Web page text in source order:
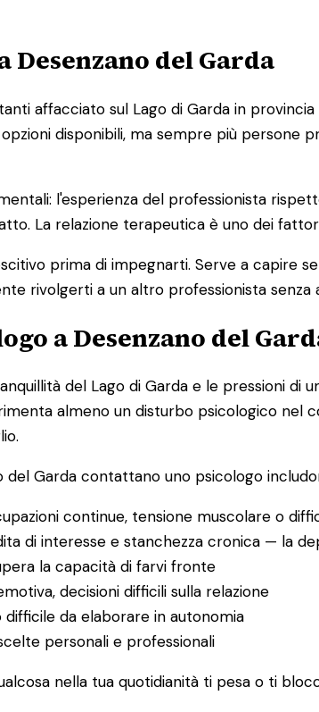
Desenzano del Garda
affacciato sul Lago di Garda in
disponibili, ma sempre più
l'esperienza del professionista
La relazione terapeutica è uno dei
prima di impegnarti. Serve a capire
rivolgerti a un altro professionista senza
a Desenzano del
del Lago di Garda e le pressioni
almeno un disturbo psicologico nel
Garda contattano uno psicologo
continue, tensione muscolare o
di interesse e stanchezza cronica — la
la capacità di farvi fronte
decisioni difficili sulla relazione
difficile da elaborare in autonomia
personali e professionali
nella tua quotidianità ti pesa o ti